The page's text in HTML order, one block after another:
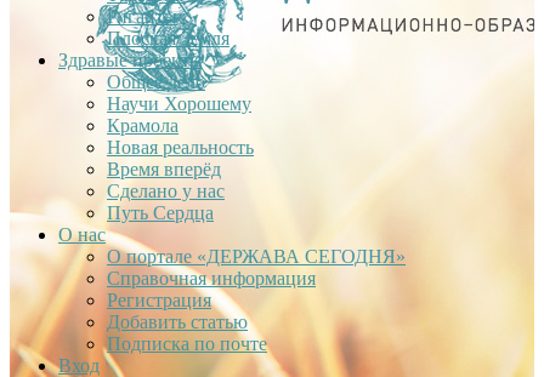
Гиганты
Плоская Земля
Здравые проекты
Общее дело
Научи Хорошему
Крамола
Новая реальность
Время вперёд
Сделано у нас
Путь Сердца
О нас
О портале «ДЕРЖАВА СЕГОДНЯ»
Справочная информация
Регистрация
Добавить статью
Подписка по почте
Вход